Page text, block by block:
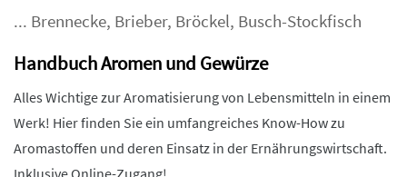
... Brennecke, Brieber, Bröckel, Busch-Stockfisch
Handbuch Aromen und Gewürze
Alles Wichtige zur Aromatisierung von Lebensmitteln in einem
Werk! Hier finden Sie ein umfangreiches Know-How zu
Aromastoffen und deren Einsatz in der Ernährungswirtschaft.
Inklusive Online-Zugang!